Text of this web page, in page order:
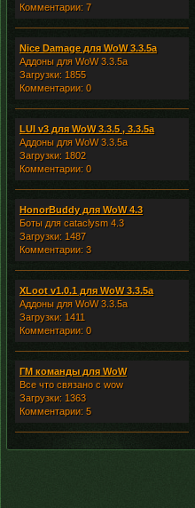
Комментарии: 7
Nice Damage для WoW 3.3.5a
Аддоны для WoW 3.3.5a
Загрузки: 1855
Комментарии: 0
LUI v3 для WoW 3.3.5 , 3.3.5a
Аддоны для WoW 3.3.5a
Загрузки: 1802
Комментарии: 0
HonorBuddy для WoW 4.3
Боты для cataclysm 4.3
Загрузки: 1487
Комментарии: 3
XLoot v1.0.1 для WoW 3.3.5a
Аддоны для WoW 3.3.5a
Загрузки: 1411
Комментарии: 0
ГМ команды для WoW
Все что связано с wow
Загрузки: 1363
Комментарии: 5